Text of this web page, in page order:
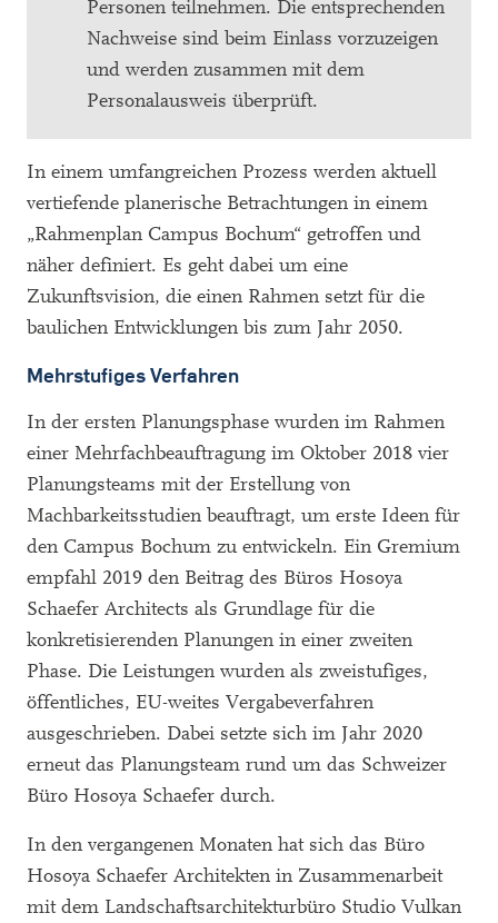
Personen teilnehmen. Die entsprechenden
Nachweise sind beim Einlass vorzuzeigen
und werden zusammen mit dem
Personalausweis überprüft.
In einem umfangreichen Prozess werden aktuell
vertiefende planerische Betrachtungen in einem
„Rahmenplan Campus Bochum“ getroffen und
näher definiert. Es geht dabei um eine
Zukunftsvision, die einen Rahmen setzt für die
baulichen Entwicklungen bis zum Jahr 2050.
Mehrstufiges Verfahren
In der ersten Planungsphase wurden im Rahmen
einer Mehrfachbeauftragung im Oktober 2018 vier
Planungsteams mit der Erstellung von
Machbarkeitsstudien beauftragt, um erste Ideen für
den Campus Bochum zu entwickeln. Ein Gremium
empfahl 2019 den Beitrag des Büros Hosoya
Schaefer Architects als Grundlage für die
konkretisierenden Planungen in einer zweiten
Phase. Die Leistungen wurden als zweistufiges,
öffentliches, EU-weites Vergabeverfahren
ausgeschrieben. Dabei setzte sich im Jahr 2020
erneut das Planungsteam rund um das Schweizer
Büro Hosoya Schaefer durch.
In den vergangenen Monaten hat sich das Büro
Hosoya Schaefer Architekten in Zusammenarbeit
mit dem Landschaftsarchitekturbüro Studio Vulkan